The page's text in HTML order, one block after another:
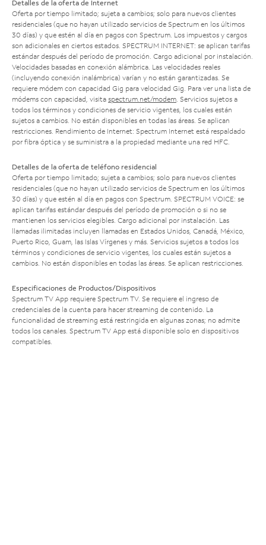
Detalles de la oferta de Internet
Oferta por tiempo limitado; sujeta a cambios; solo para nuevos clientes
residenciales (que no hayan utilizado servicios de Spectrum en los últimos
30 días) y que estén al día en pagos con Spectrum. Los impuestos y cargos
son adicionales en ciertos estados. SPECTRUM INTERNET: se aplican tarifas
estándar después del período de promoción. Cargo adicional por instalación.
Velocidades basadas en conexión alámbrica. Las velocidades reales
(incluyendo conexión inalámbrica) varían y no están garantizadas. Se
requiere módem con capacidad Gig para velocidad Gig. Para ver una lista de
módems con capacidad, visita spectrum.net/modem. Servicios sujetos a
todos los términos y condiciones de servicio vigentes, los cuales están
sujetos a cambios. No están disponibles en todas las áreas. Se aplican
restricciones. Rendimiento de Internet: Spectrum Internet está respaldado
por fibra óptica y se suministra a la propiedad mediante una red HFC.
Detalles de la oferta de teléfono residencial
Oferta por tiempo limitado; sujeta a cambios; solo para nuevos clientes
residenciales (que no hayan utilizado servicios de Spectrum en los últimos
30 días) y que estén al día en pagos con Spectrum. SPECTRUM VOICE: se
aplican tarifas estándar después del período de promoción o si no se
mantienen los servicios elegibles. Cargo adicional por instalación. Las
llamadas ilimitadas incluyen llamadas en Estados Unidos, Canadá, México,
Puerto Rico, Guam, las Islas Vírgenes y más. Servicios sujetos a todos los
términos y condiciones de servicio vigentes, los cuales están sujetos a
cambios. No están disponibles en todas las áreas. Se aplican restricciones.
Especificaciones de Productos/Dispositivos
Spectrum TV App requiere Spectrum TV. Se requiere el ingreso de
credenciales de la cuenta para hacer streaming de contenido. La
funcionalidad de streaming está restringida en algunas zonas; no admite
todos los canales. Spectrum TV App está disponible solo en dispositivos
compatibles.